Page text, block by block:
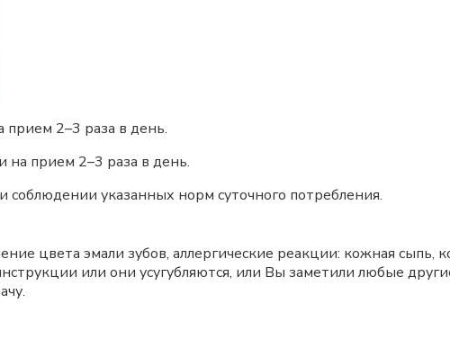
2–3 раза в день.
на прием 2–3 раза в день.
указанных норм суточного потребления.
цвета эмали зубов, аллергические реакции: кожная сыпь,
или они усугубляются, или Вы заметили любые